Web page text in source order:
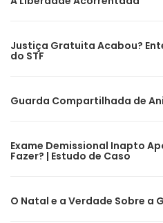
Justiça Gratuita Acabou?
do STF
Guarda Compartilhada de
Exame Demissional Inapto
Fazer? | Estudo de Caso
O Natal e a Verdade Sobre a